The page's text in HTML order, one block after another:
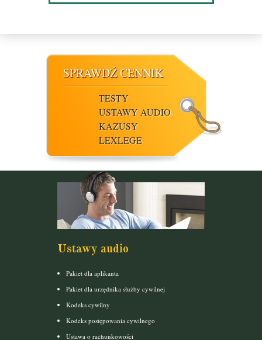
SPRAWDŹ CENNIK
TESTY
USTAWY AUDIO
KAZUSY
LEXLEGE
Ustawy audio
Pakiet dla aplikanta
Pakiet dla urzędnika służby cywilnej
Kodeks cywilny
Kodeks postępowania cywilnego
Ustawa o rachunkowości